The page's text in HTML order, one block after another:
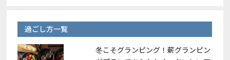
b
o
o
et a
過ごし方一覧
冬こそグランピング！薪グランピン